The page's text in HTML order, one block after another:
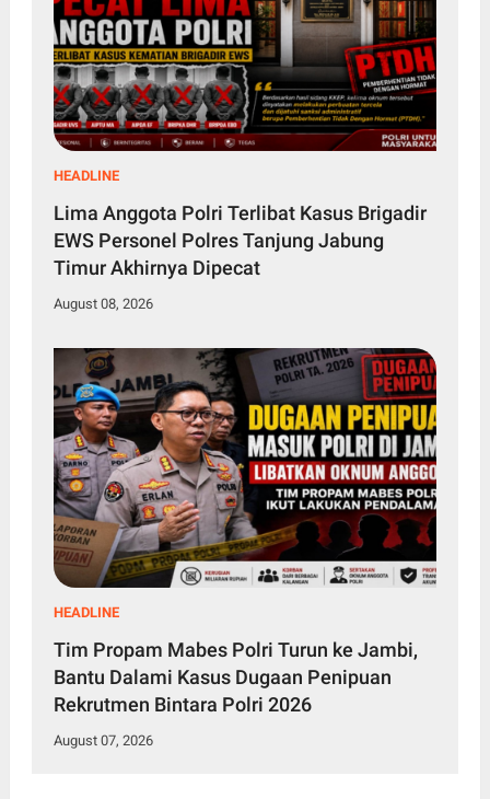
HEADLINE
Lima Anggota Polri Terlibat Kasus Brigadir
EWS Personel Polres Tanjung Jabung
Timur Akhirnya Dipecat
August 08, 2026
HEADLINE
Tim Propam Mabes Polri Turun ke Jambi,
Bantu Dalami Kasus Dugaan Penipuan
Rekrutmen Bintara Polri 2026
August 07, 2026